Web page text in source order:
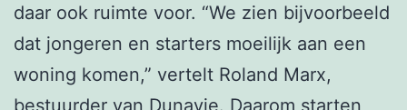
daar ook ruimte voor. “We zien bijvoorbeeld
dat jongeren en starters moeilijk aan een
woning komen,” vertelt Roland Marx,
bestuurder van Dunavie. Daarom starten